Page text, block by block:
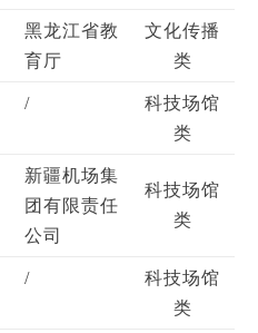
黑龙江省教
育厅
文化传播
类
/
科技场馆
类
新疆机场集
团有限责任
公司
科技场馆
类
/
科技场馆
类